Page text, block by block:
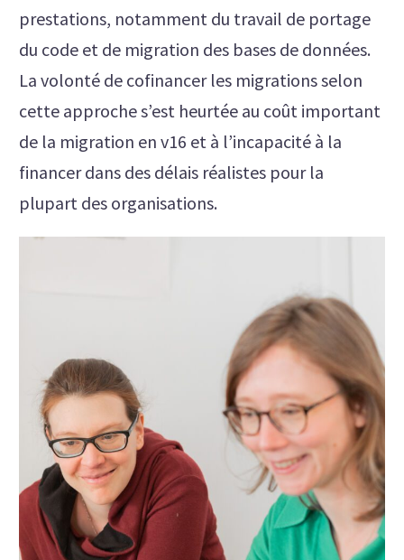
prestations, notamment du travail de portage
du code et de migration des bases de données.
La volonté de cofinancer les migrations selon
cette approche s’est heurtée au coût important
de la migration en v16 et à l’incapacité à la
financer dans des délais réalistes pour la
plupart des organisations.